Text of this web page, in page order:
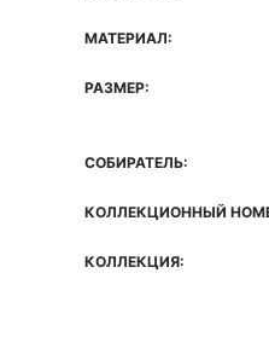
МАТЕРИАЛ:
РАЗМЕР:
СОБИРАТЕЛЬ:
КОЛЛЕКЦИОННЫЙ
КОЛЛЕКЦИЯ: